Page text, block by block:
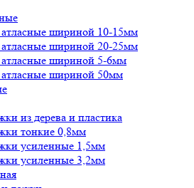
шириной 10-15мм
шириной 20-25мм
шириной 5-6мм
шириной 50мм
из дерева и пластика
тонкие 0,8мм
усиленные 1,5мм
усиленные 3,2мм